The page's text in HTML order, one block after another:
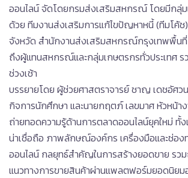
ออนไลน์ จัดโดยกรมส่งเสริมสหกรณ์ โดยมีกลุ่ม
ด้วย ทีมงานส่งเสริมการแก้ไขปัญหาหนี้ (ทีมโค้
จังหวัด สำนักงานส่งเสริมสหกรณ์กรุงเทพพื้นที่
ถึงผู้แทนสหกรณ์และกลุ่มเกษตรกรทั่วประเทศ ร
ช่วงเช้า
บรรยายโดย ผู้ช่วยศาสตราจารย์ ชาญ เดชอัศ
กิจการนักศึกษา และนายกฤตภ์ เลขมาศ หัวหน้า
ถ่ายทอดความรู้ด้านการตลาดออนไลน์ยุคใหม่ ทั้ง
น่าเชื่อถือ ภาพลักษณ์องค์กร เครื่องมือและช่อง
ออนไลน์ กลยุทธ์สำคัญในการสร้างยอดขาย รว
แนวทางการขายสินค้าผ่านแพลตฟอร์มยอดนิยม